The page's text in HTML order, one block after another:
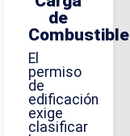
de
Combustible
El
permiso
de
edificación
exige
clasificar